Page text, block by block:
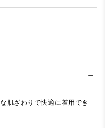
な肌ざわりで快適に着用でき